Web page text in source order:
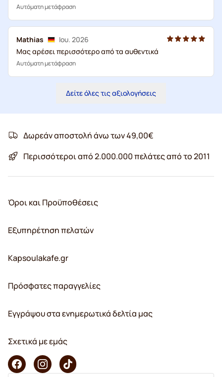
Αυτόματη μετάφραση
Mathias
Ιου. 2026
Μας αρέσει περισσότερο από τα αυθεντικά
Αυτόματη μετάφραση
Δείτε όλες τις αξιολογήσεις
Δωρεάν αποστολή άνω των 49,00€
Περισσότεροι από 2.000.000 πελάτες από το 2011
Όροι και Προϋποθέσεις
Εξυπηρέτηση πελατών
Kapsoulakafe.gr
Πρόσφατες παραγγελίες
Εγγράψου στα ενημερωτικά δελτία μας
Σχετικά με εμάς